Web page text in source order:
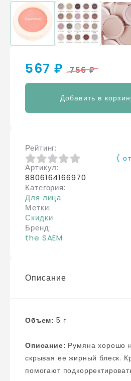
567 ₽ 756 ₽
Добавить в
Рейтинг
0из 5
(
Артикул
8806164166970
Категория
Для лица
Метки
Скидки
Бренд
the SAEM
Описание
Объем: 5 г
Описание:
скрывая ее жирный блеск.
помогают